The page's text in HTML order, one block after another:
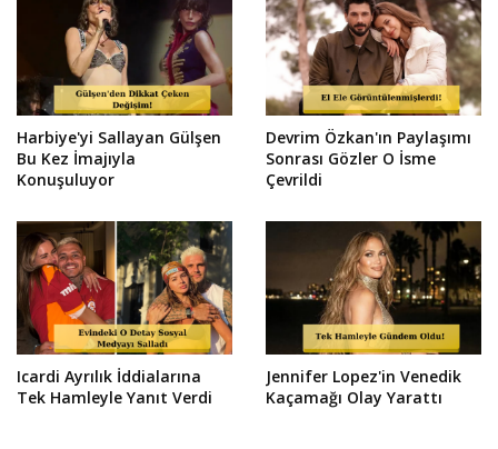
Harbiye'yi Sallayan Gülşen
Bu Kez İmajıyla
Konuşuluyor
Devrim Özkan'ın Paylaşımı
Sonrası Gözler O İsme
Çevrildi
Icardi Ayrılık İddialarına
Tek Hamleyle Yanıt Verdi
Jennifer Lopez'in Venedik
Kaçamağı Olay Yarattı